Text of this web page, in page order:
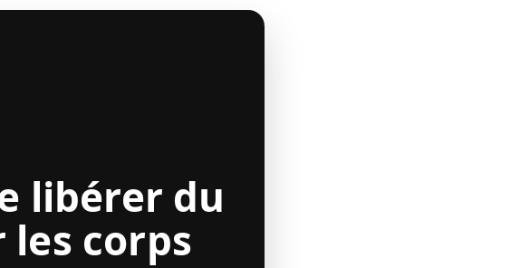
libérer du
corps